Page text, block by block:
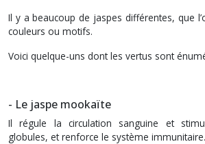
Il y a beaucoup de jaspes différentes, que
couleurs ou motifs.
Voici quelque-uns dont les vertus sont
- Le jaspe mookaïte
Il régule la circulation sanguine et
globules, et renforce le système immunitaire.